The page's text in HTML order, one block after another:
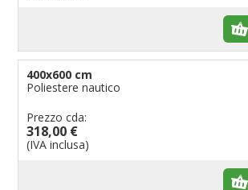
400x600 cm
Poliestere nautico
Prezzo cda:
318,00 €
(IVA inclusa)